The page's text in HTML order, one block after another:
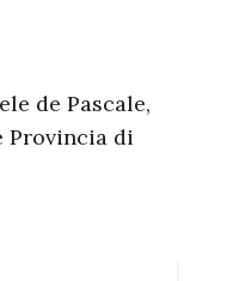
de Pascale,
Provincia di